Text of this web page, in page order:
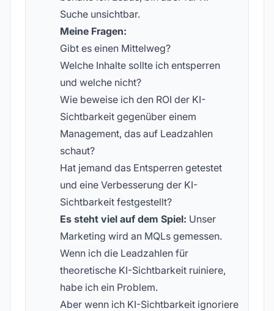
Suche unsichtbar.
Meine Fragen:
Gibt es einen Mittelweg?
Welche Inhalte sollte ich entsperren
und welche nicht?
Wie beweise ich den ROI der KI-
Sichtbarkeit gegenüber einem
Management, das auf Leadzahlen
schaut?
Hat jemand das Entsperren getestet
und eine Verbesserung der KI-
Sichtbarkeit festgestellt?
Es steht viel auf dem Spiel: Unser
Marketing wird an MQLs gemessen.
Wenn ich die Leadzahlen für
theoretische KI-Sichtbarkeit ruiniere,
habe ich ein Problem.
Aber wenn ich KI-Sichtbarkeit ignoriere